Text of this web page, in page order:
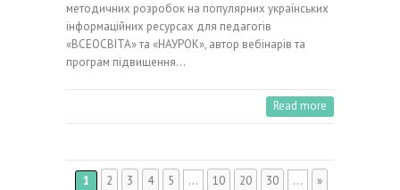
методичних розробок на популярних українських
інформаційних ресурсах для педагогів
«ВСЕОСВІТА» та «НАУРОК», автор вебінарів та
програм підвищення…
Read more
1 2 3 4 5 ... 10 20 30 ...
»